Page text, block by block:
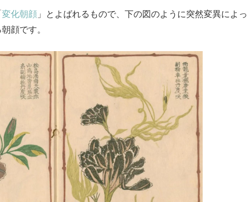
変化朝顔 」とよばれるもので、下の図のように突然変異によっ
顔です。